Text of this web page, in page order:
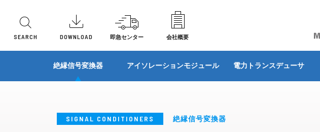
SEARCH DOWNLOAD 即急センター 会社概要
絶縁信号変換器 アイソレーションモジュール 電力トランスデューサ
機能別
温度変換器
形状別
端子台タイプ
機能別
ベースユニット
形状別
基板実装タイプ
機能別
電力トランスデューサ
形状別
前面端子タイプ
機能別
I/Oユニット
形状別
ユニットタイプ
機能別 形状別
機能別
その他製品
形状別
プラグインタイプ
防爆タブレット 簡単クラウド監視 PUSHLOG
リモートI/O 開平演算器
SIGNAL CONDITIONERS 絶縁信号変換器